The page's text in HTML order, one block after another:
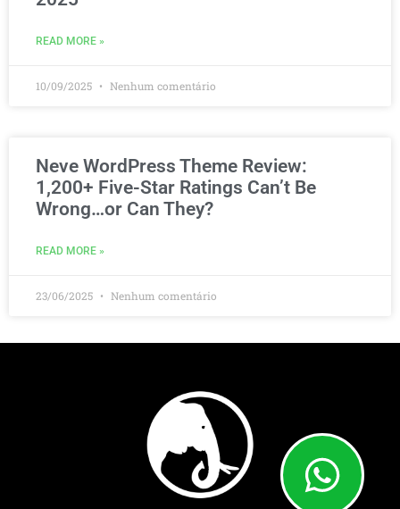
READ MORE »
10/09/2025 Nenhum comentário
Neve WordPress Theme Review:
1,200+ Five-Star Ratings Can’t Be
Wrong…or Can They?
READ MORE »
23/06/2025 Nenhum comentário